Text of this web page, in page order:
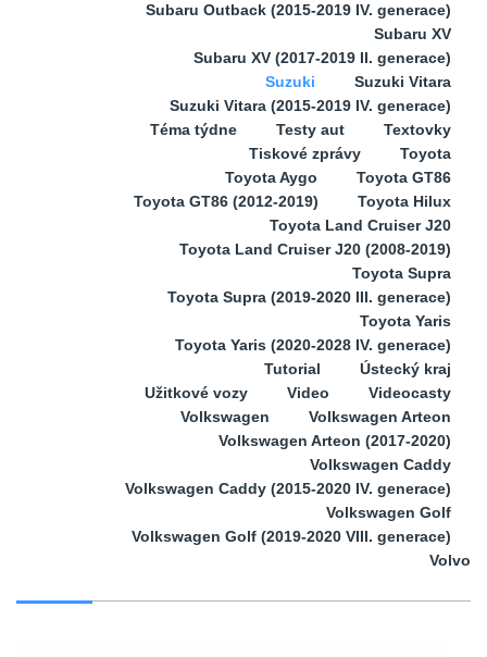
Subaru Outback (2015-2019 IV. generace)
Subaru XV
Subaru XV (2017-2019 II. generace)
Suzuki
Suzuki Vitara
Suzuki Vitara (2015-2019 IV. generace)
Téma týdne
Testy aut
Textovky
Tiskové zprávy
Toyota
Toyota Aygo
Toyota GT86
Toyota GT86 (2012-2019)
Toyota Hilux
Toyota Land Cruiser J20
Toyota Land Cruiser J20 (2008-2019)
Toyota Supra
Toyota Supra (2019-2020 III. generace)
Toyota Yaris
Toyota Yaris (2020-2028 IV. generace)
Tutorial
Ústecký kraj
Užitkové vozy
Video
Videocasty
Volkswagen
Volkswagen Arteon
Volkswagen Arteon (2017-2020)
Volkswagen Caddy
Volkswagen Caddy (2015-2020 IV. generace)
Volkswagen Golf
Volkswagen Golf (2019-2020 VIII. generace)
Volvo